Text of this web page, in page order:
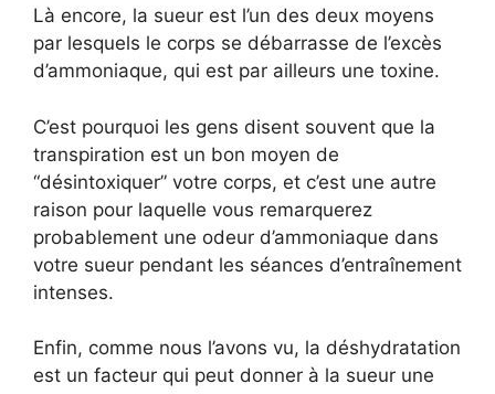
Là encore, la sueur est l’un des deux moyens
par lesquels le corps se débarrasse de l’excès
d’ammoniaque, qui est par ailleurs une toxine.
C’est pourquoi les gens disent souvent que la
transpiration est un bon moyen de
“désintoxiquer” votre corps, et c’est une autre
raison pour laquelle vous remarquerez
probablement une odeur d’ammoniaque dans
votre sueur pendant les séances d’entraînement
intenses.
Enfin, comme nous l’avons vu, la déshydratation
est un facteur qui peut donner à la sueur une